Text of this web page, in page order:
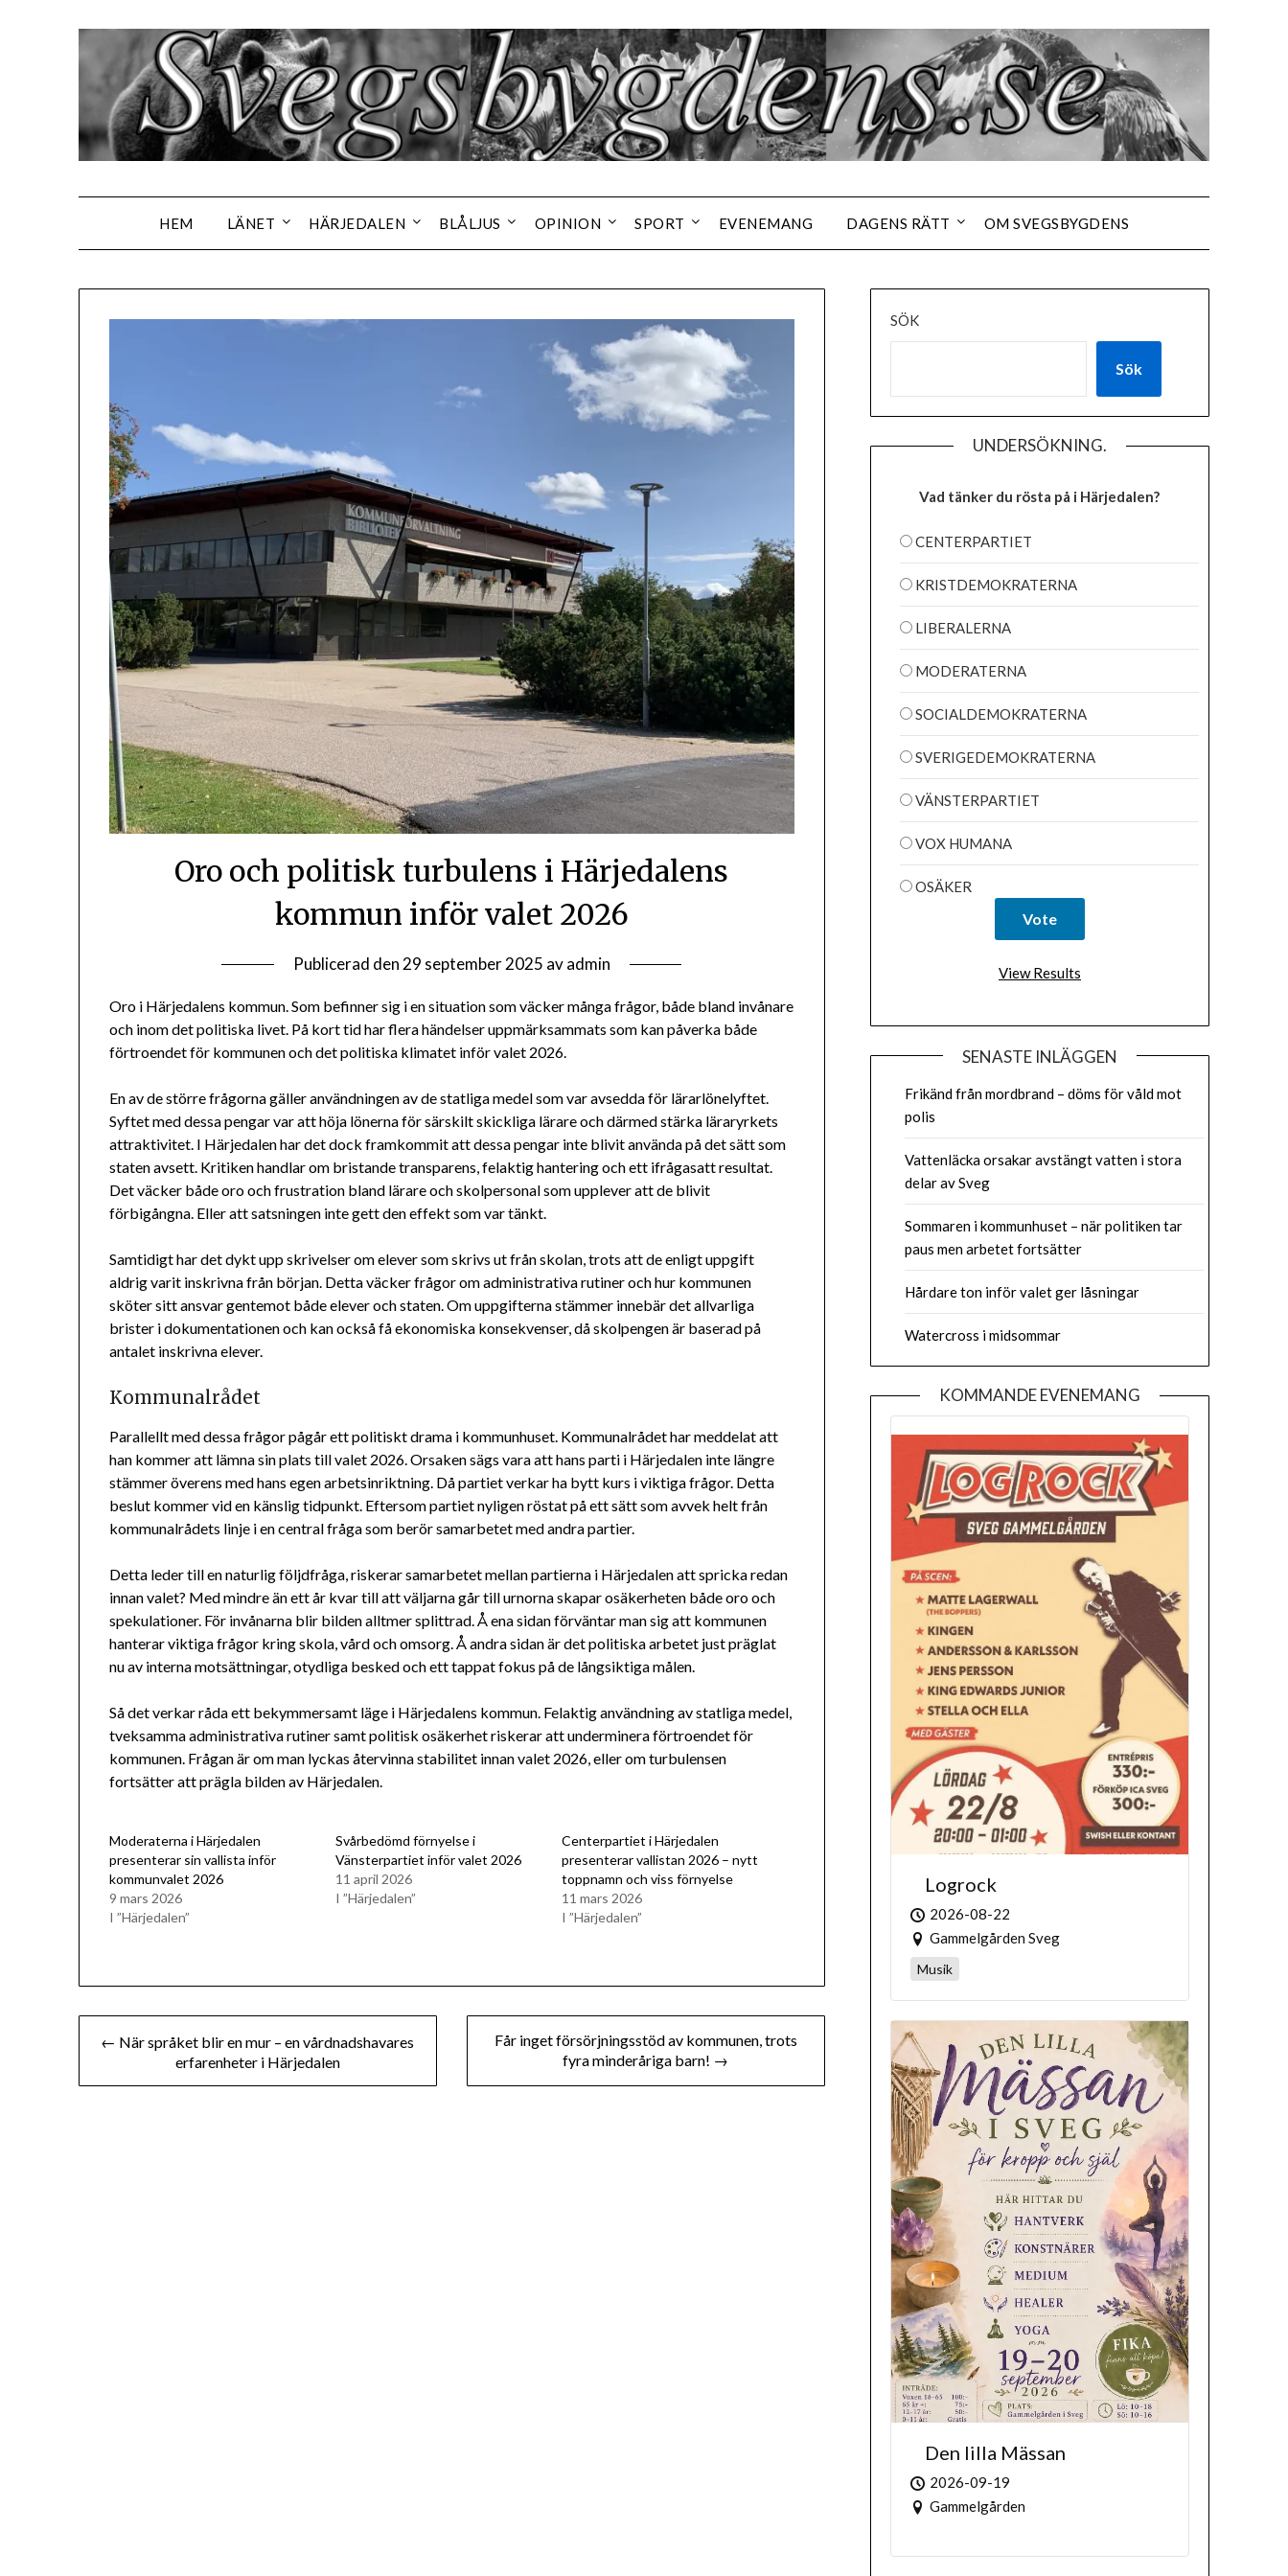
HEM LÄNET HÄRJEDALEN BLÅLJUS OPINION SPORT EVENEMANG DAGENS RÄTT OM SVEGSBYGDENS
Oro och politisk turbulens i Härjedalens
kommun inför valet 2026
Publicerad den 29 september 2025 avadmin
Oro i Härjedalens kommun. Som befinner sig i en situation som väcker många frågor, både bland invånare
och inom det politiska livet. På kort tid har flera händelser uppmärksammats som kan påverka både
förtroendet för kommunen och det politiska klimatet inför valet 2026.
En av de större frågorna gäller användningen av de statliga medel som var avsedda för lärarlönelyftet.
Syftet med dessa pengar var att höja lönerna för särskilt skickliga lärare och därmed stärka läraryrkets
attraktivitet. I Härjedalen har det dock framkommit att dessa pengar inte blivit använda på det sätt som
staten avsett. Kritiken handlar om bristande transparens, felaktig hantering och ett ifrågasatt resultat.
Det väcker både oro och frustration bland lärare och skolpersonal som upplever att de blivit
förbigångna. Eller att satsningen inte gett den effekt som var tänkt.
Samtidigt har det dykt upp skrivelser om elever som skrivs ut från skolan, trots att de enligt uppgift
aldrig varit inskrivna från början. Detta väcker frågor om administrativa rutiner och hur kommunen
sköter sitt ansvar gentemot både elever och staten. Om uppgifterna stämmer innebär det allvarliga
brister i dokumentationen och kan också få ekonomiska konsekvenser, då skolpengen är baserad på
antalet inskrivna elever.
Kommunalrådet
Parallellt med dessa frågor pågår ett politiskt drama i kommunhuset. Kommunalrådet har meddelat att
han kommer att lämna sin plats till valet 2026. Orsaken sägs vara att hans parti i Härjedalen inte längre
stämmer överens med hans egen arbetsinriktning. Då partiet verkar ha bytt kurs i viktiga frågor. Detta
beslut kommer vid en känslig tidpunkt. Eftersom partiet nyligen röstat på ett sätt som avvek helt från
kommunalrådets linje i en central fråga som berör samarbetet med andra partier.
Detta leder till en naturlig följdfråga, riskerar samarbetet mellan partierna i Härjedalen att spricka redan
innan valet? Med mindre än ett år kvar till att väljarna går till urnorna skapar osäkerheten både oro och
spekulationer. För invånarna blir bilden alltmer splittrad. Å ena sidan förväntar man sig att kommunen
hanterar viktiga frågor kring skola, vård och omsorg. Å andra sidan är det politiska arbetet just präglat
nu av interna motsättningar, otydliga besked och ett tappat fokus på de långsiktiga målen.
Så det verkar råda ett bekymmersamt läge i Härjedalens kommun. Felaktig användning av statliga medel,
tveksamma administrativa rutiner samt politisk osäkerhet riskerar att underminera förtroendet för
kommunen. Frågan är om man lyckas återvinna stabilitet innan valet 2026, eller om turbulensen
fortsätter att prägla bilden av Härjedalen.
Moderaterna i Härjedalen
presenterar sin vallista inför
kommunvalet 2026
9 mars 2026
I ”Härjedalen”
Svårbedömd förnyelse i
Vänsterpartiet inför valet 2026
11 april 2026
I ”Härjedalen”
Centerpartiet i Härjedalen
presenterar vallistan 2026 – nytt
toppnamn och viss förnyelse
11 mars 2026
I ”Härjedalen”
Inläggsnavigering
← När språket blir en mur – en vårdnadshavares
erfarenheter i Härjedalen
Får inget försörjningsstöd av kommunen, trots
fyra minderåriga barn! →
SÖK
Sök
UNDERSÖKNING.
Vad tänker du rösta på i Härjedalen?
CENTERPARTIET
KRISTDEMOKRATERNA
LIBERALERNA
MODERATERNA
SOCIALDEMOKRATERNA
SVERIGEDEMOKRATERNA
VÄNSTERPARTIET
VOX HUMANA
OSÄKER
View Results
SENASTE INLÄGGEN
Frikänd från mordbrand – döms för våld mot
polis
Vattenläcka orsakar avstängt vatten i stora
delar av Sveg
Sommaren i kommunhuset – när politiken tar
paus men arbetet fortsätter
Hårdare ton inför valet ger låsningar
Watercross i midsommar
KOMMANDE EVENEMANG
Logrock
2026-08-22
Gammelgården Sveg
Musik
Den lilla Mässan
2026-09-19
Gammelgården